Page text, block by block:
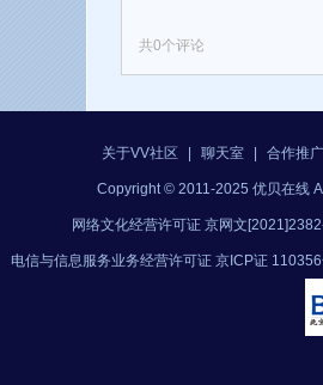
共0个评论
关于VV社区 聊天室 合作推广
Copyright © 2011-2025 优贝在线
网络文化经营许可证 京网文
电信与信息服务业务经营许可证 京ICP证